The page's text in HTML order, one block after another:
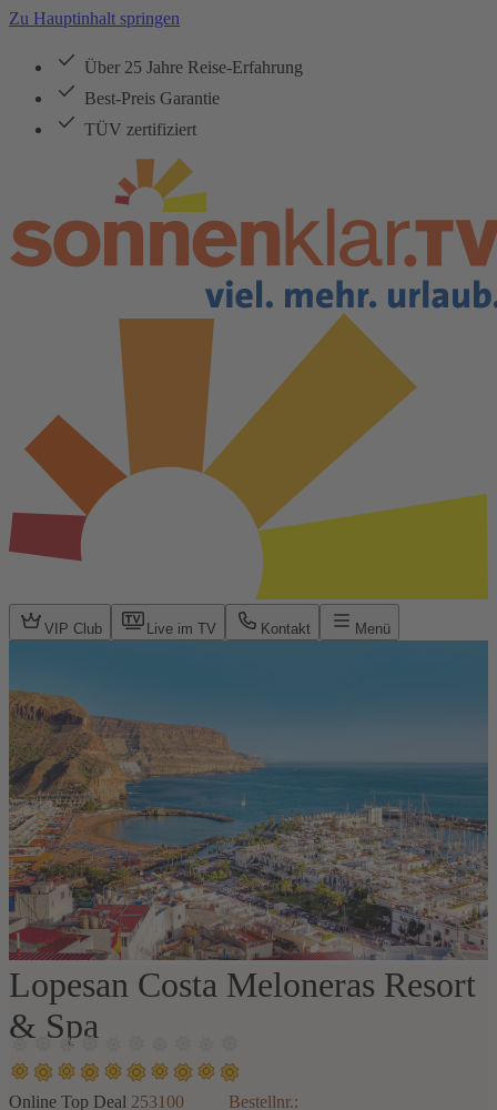
Zu Hauptinhalt springen
Über 25 Jahre Reise-Erfahrung
Best-Preis Garantie
TÜV zertifiziert
VIP Club Live im TV Kontakt Menü
1 / 12
Lopesan Costa Meloneras Resort
& Spa
Online Top Deal 253100 Bestellnr.: